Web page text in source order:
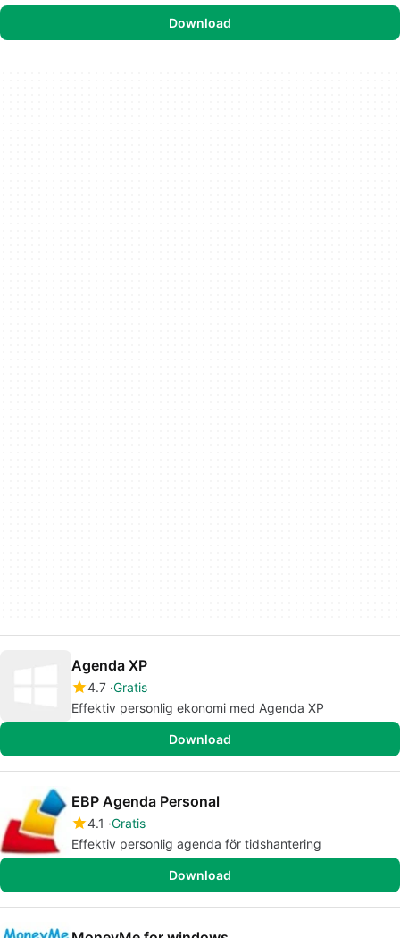
Download
Agenda XP
4.7 Gratis
Effektiv personlig ekonomi med Agenda XP
Download
EBP Agenda Personal
4.1 Gratis
Effektiv personlig agenda för tidshantering
Download